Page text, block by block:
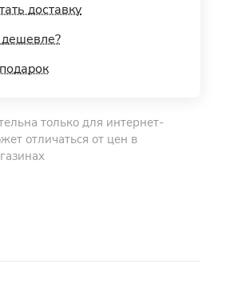
доставку
только для интернет-
отличаться от цен в